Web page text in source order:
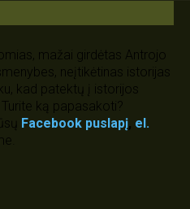
mažai girdėtas Antrojo
neįtikėtinas istorijas
kad patektų į istorijos
ką papasakoti?
Facebook puslapį, el.